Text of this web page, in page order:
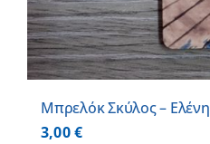
Μπρελόκ Σκύλος – Ελένη
3,00€